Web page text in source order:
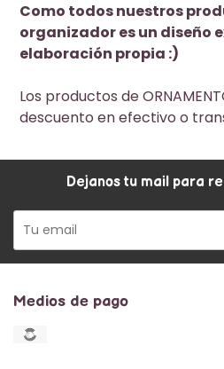
Como todos nuestros
organizador es un diseño
elaboración propia :)
Los productos de
descuento en efectivo o
Dejanos tu mail para
Medios de pago